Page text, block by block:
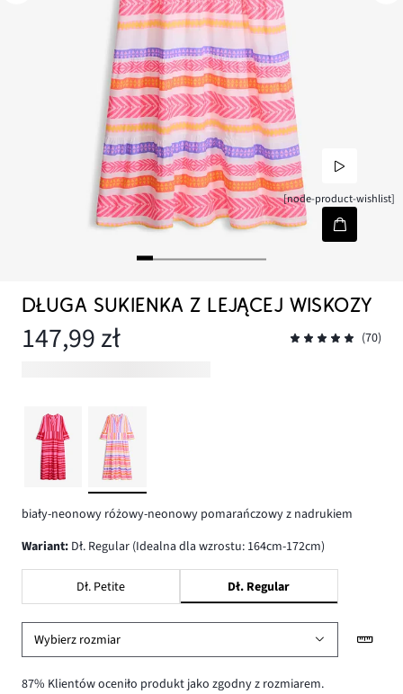
[node-product-wishlist]
DŁUGA SUKIENKA Z LEJĄCEJ WISKOZY
147,99 zł (70)
biały-neonowy różowy-neonowy pomarańczowy z nadrukiem
wariant: Dł. Regular (Idealna dla wzrostu: 164cm-172cm)
Dł. Petite Dł. Regular
Wybierz rozmiar
87% Klientów oceniło produkt jako zgodny z rozmiarem.